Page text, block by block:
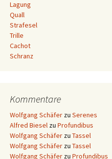
Lagung
Quall
Strafesel
Trille
Cachot
Schranz
Kommentare
Wolfgang Schäfer zu Serenes
Alfred Biesel zu Profundibus
Wolfgang Schäfer zu Tassel
Wolfgang Schäfer zu Tassel
Wolfgang Schäfer zu Profundibus